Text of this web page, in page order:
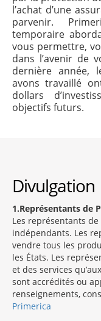
l’achat d’une
parvenir.
temporaire
vous permettre,
dans l’avenir de
dernière année,
avons travaillé
dollars
objectifs futurs.
Divulgation
1 Représentants de
Les représentants
indépendants. Les
vendre tous les
les États. Les
et des services
sont accrédités ou
renseignements,
Primerica